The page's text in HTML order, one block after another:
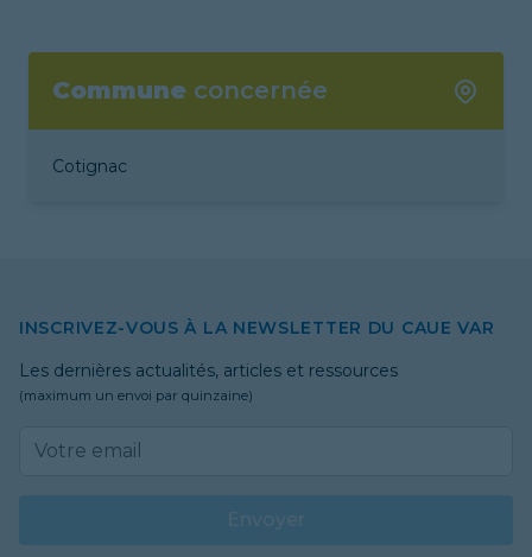
Commune concernée
Cotignac
INSCRIVEZ-VOUS À LA NEWSLETTER DU CAUE VAR
Les dernières actualités, articles et ressources
(maximum un envoi par quinzaine)